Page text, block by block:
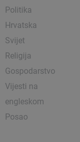
Politika
Hrvatska
Svijet
Religija
Gospodarstvo
Vijesti na
engleskom
Posao